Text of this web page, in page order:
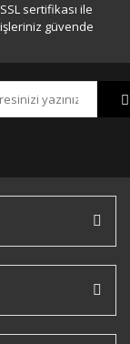
sertifikası ile
güvende